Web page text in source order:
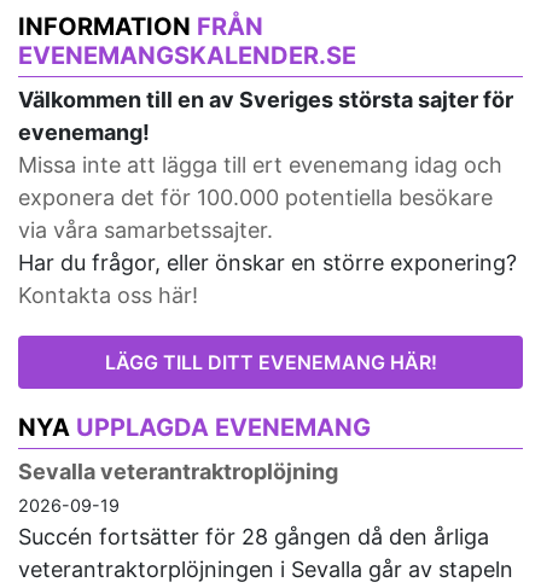
INFORMATION FRÅN
EVENEMANGSKALENDER.SE
Välkommen till en av Sveriges största sajter för
evenemang!
Missa inte att lägga till ert evenemang idag och
exponera det för 100.000 potentiella besökare
via våra samarbetssajter.
Har du frågor, eller önskar en större exponering?
Kontakta oss här!
LÄGG TILL DITT EVENEMANG HÄR!
NYA UPPLAGDA EVENEMANG
Sevalla veterantraktroplöjning
2026-09-19
Succén fortsätter för 28 gången då den årliga
veterantraktorplöjningen i Sevalla går av stapeln